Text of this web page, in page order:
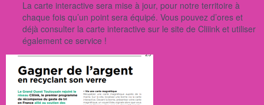
La carte interactive sera mise à jour, pour notre territoire à
chaque fois qu’un point sera équipé. Vous pouvez d’ores et
déjà consulter la carte interactive sur le site de Cliiink et utiliser
également ce service !